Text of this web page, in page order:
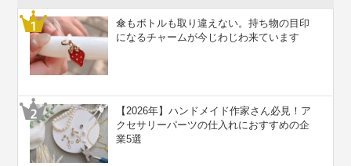
傘もボトルも取り違えない。持ち物の目印
になるチャームが今じわじわ来ています
【2026年】ハンドメイド作家さん必見！ア
クセサリーパーツの仕入れにおすすめの企
業5選